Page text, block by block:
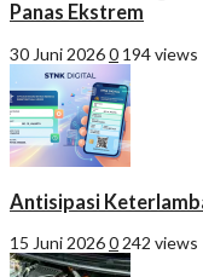
Panas Ekstrem
30 Juni 20260 194 views
Antisipasi
15 Juni 20260 242 views